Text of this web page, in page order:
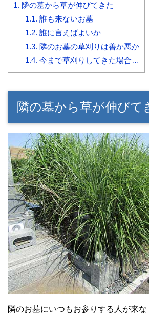
1. 隣の墓から草が伸びてきた
1.1. 誰も来ないお墓
1.2. 誰に言えばよいか
1.3. 隣のお墓の草刈りは善か悪か
1.4. 今まで草刈りしてきた場合…
隣の墓から草が伸びて
隣のお墓にいつもお参りする人が来